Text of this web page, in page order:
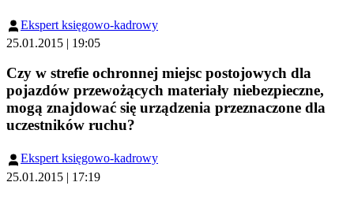
Ekspert księgowo-kadrowy
25.01.2015 | 19:05
Czy w strefie ochronnej miejsc postojowych dla
pojazdów przewożących materiały niebezpieczne,
mogą znajdować się urządzenia przeznaczone dla
uczestników ruchu?
Ekspert księgowo-kadrowy
25.01.2015 | 17:19